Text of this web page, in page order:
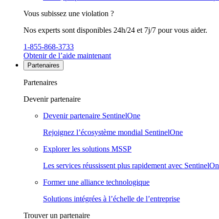
Vous subissez une violation ?
Nos experts sont disponibles 24h/24 et 7j/7 pour vous aider.
1-855-868-3733
Obtenir de l’aide maintenant
Partenaires
Partenaires
Devenir partenaire
Devenir partenaire SentinelOne
Rejoignez l’écosystème mondial SentinelOne
Explorer les solutions MSSP
Les services réussissent plus rapidement avec
Former une alliance technologique
Solutions intégrées à l’échelle de l’entreprise
Trouver un partenaire